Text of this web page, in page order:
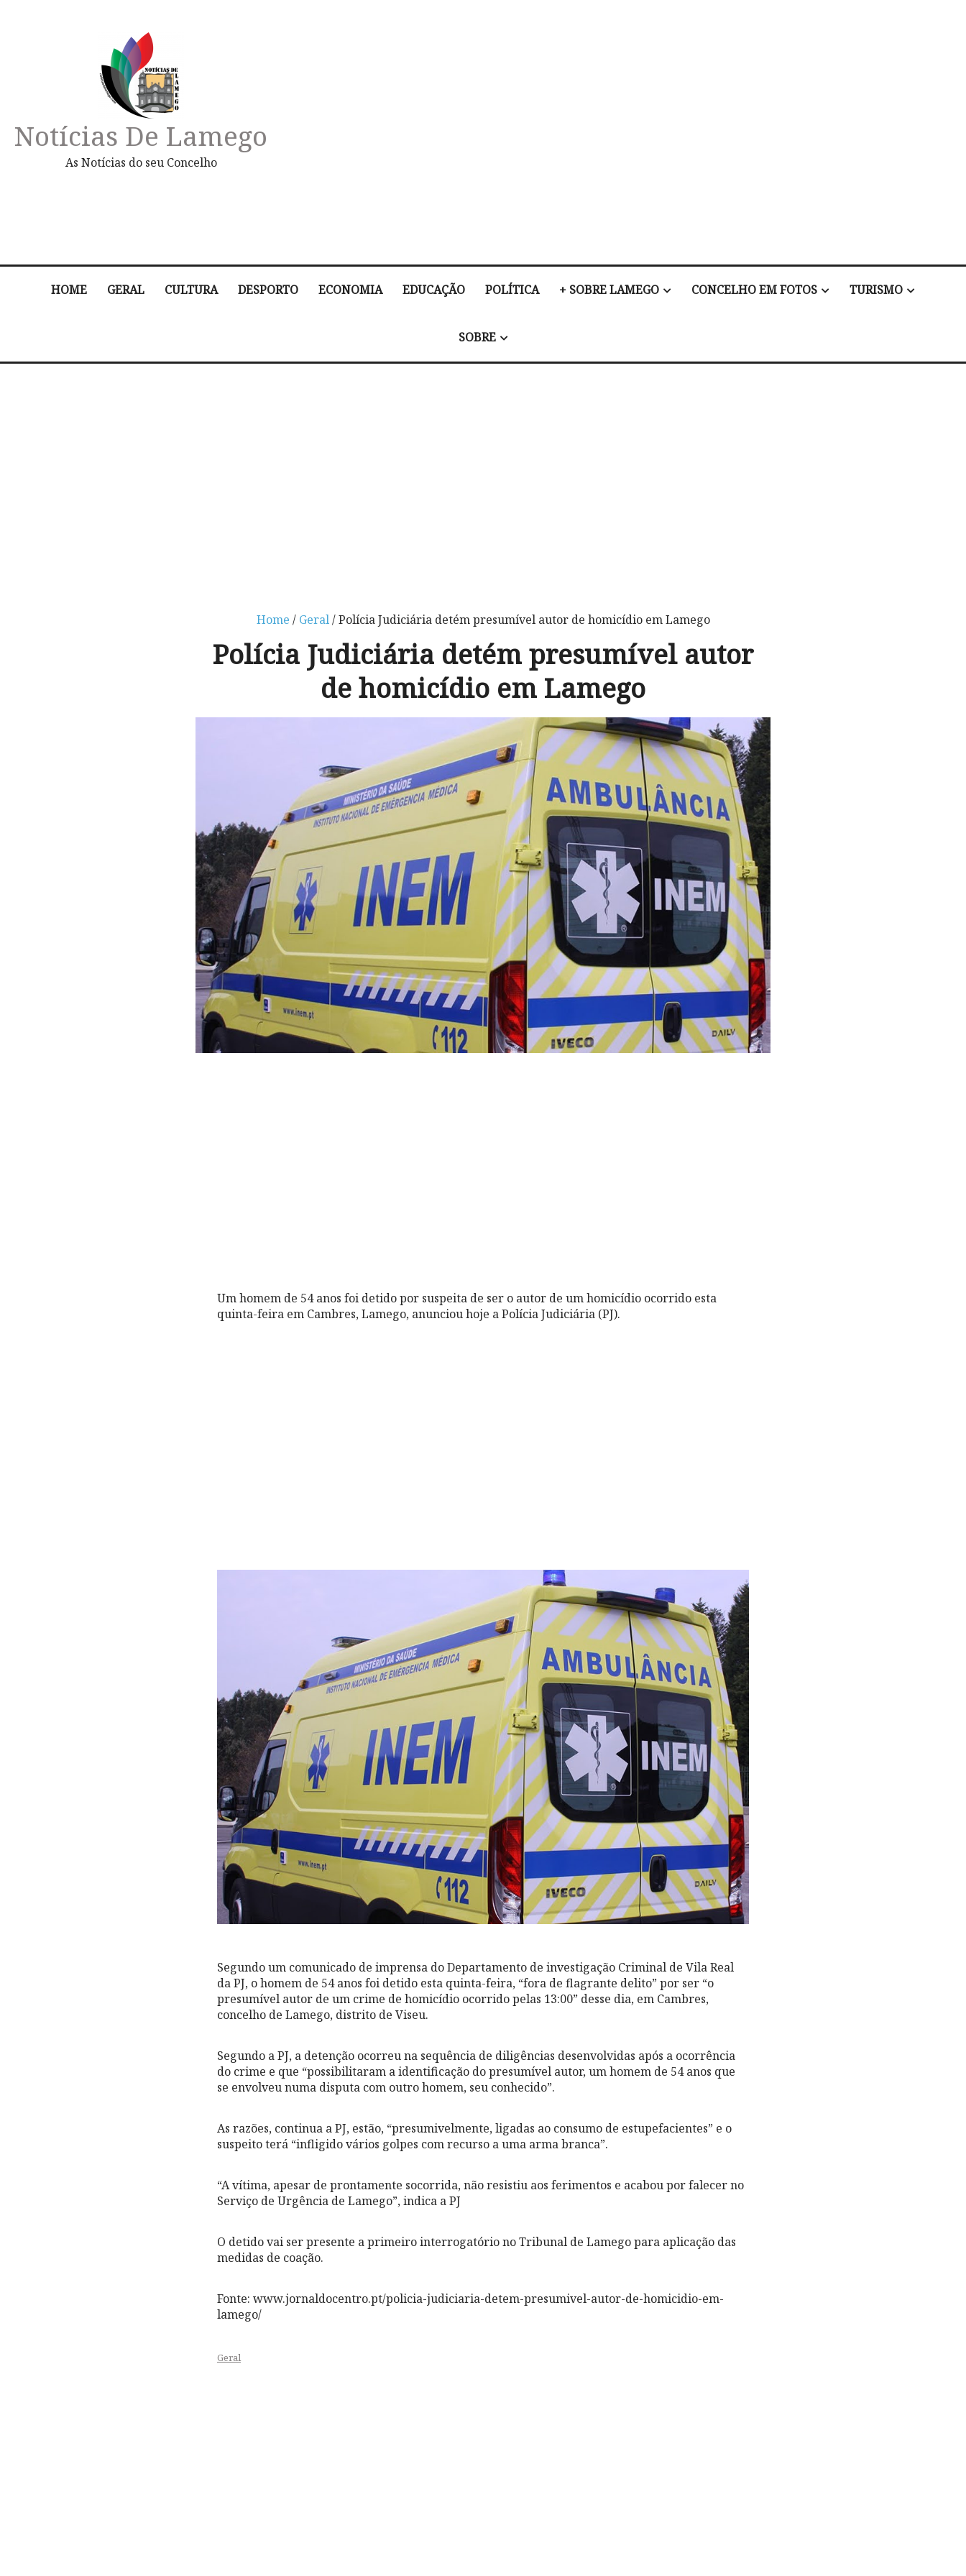
Notícias De Lamego
As Notícias do seu Concelho
HOME GERAL CULTURA DESPORTO ECONOMIA EDUCAÇÃO POLÍTICA + SOBRE LAMEGO CONCELHO EM FOTOS TURISMO
SOBRE
Home / Geral/ Polícia Judiciária detém presumível autor de homicídio em Lamego
Polícia Judiciária detém presumível autor
de homicídio em Lamego
Um homem de 54 anos foi detido por suspeita de ser o autor de um homicídio ocorrido esta
quinta-feira em Cambres, Lamego, anunciou hoje a Polícia Judiciária (PJ).
Segundo um comunicado de imprensa do Departamento de investigação Criminal de Vila Real
da PJ, o homem de 54 anos foi detido esta quinta-feira, “fora de flagrante delito” por ser “o
presumível autor de um crime de homicídio ocorrido pelas 13:00” desse dia, em Cambres,
concelho de Lamego, distrito de Viseu.
Segundo a PJ, a detenção ocorreu na sequência de diligências desenvolvidas após a ocorrência
do crime e que “possibilitaram a identificação do presumível autor, um homem de 54 anos que
se envolveu numa disputa com outro homem, seu conhecido”.
As razões, continua a PJ, estão, “presumivelmente, ligadas ao consumo de estupefacientes” e o
suspeito terá “infligido vários golpes com recurso a uma arma branca”.
“A vítima, apesar de prontamente socorrida, não resistiu aos ferimentos e acabou por falecer no
Serviço de Urgência de Lamego”, indica a PJ
O detido vai ser presente a primeiro interrogatório no Tribunal de Lamego para aplicação das
medidas de coação.
Fonte: www.jornaldocentro.pt/policia-judiciaria-detem-presumivel-autor-de-homicidio-em-
lamego/
Geral